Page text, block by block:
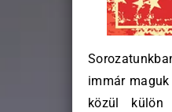
immár
közül külön